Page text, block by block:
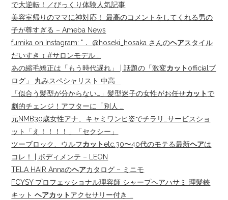
で大逆転！／びっくり体験人気記事
美容室帰りのママに神対応！ 最高のコメントをしてくれる男の
子が尊すぎる – Ameba News
fumika on Instagram: "． @hoseki_hosaka さんのヘアスタイル
だいすき ‍↕️ #サロンモデル …
あの縮毛矯正は「もう時代遅れ」 | 話題の「激変カットofficialブ
ログ」 丸みスペシャリスト 中高 …
「似合う髪型が分からない…」髪型迷子の女性がお任せカットで
劇的チェンジ！アフターに「別人 …
元NMB30歳女性アナ、キャミワンピ姿でチラリ…サービスショ
ット「え！！！！」「セクシー」
ツーブロック、ウルフカットetc.30〜40代のモテる最新ヘアは
コレ！ | ボディメンテ – LEON
TELA HAIR Annaのヘアカタログ – ミニモ
FCYSY プロフェッショナル理容師 シャープヘアハサミ 理髪鋏
キットヘアカットアクセサリー付き …